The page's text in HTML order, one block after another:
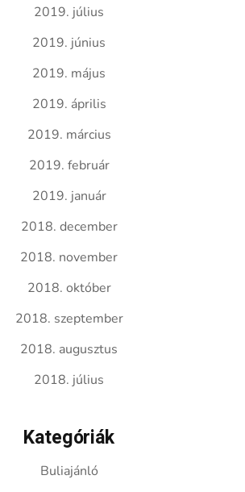
2019. július
2019. június
2019. május
2019. április
2019. március
2019. február
2019. január
2018. december
2018. november
2018. október
2018. szeptember
2018. augusztus
2018. július
Kategóriák
Buliajánló